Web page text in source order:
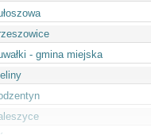
- gmina miejska